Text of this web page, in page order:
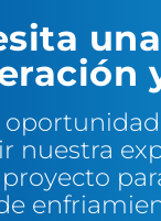
nuestra